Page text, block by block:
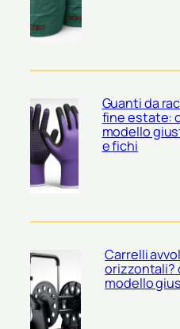
Guanti da
fine estate:
modello
e fichi
Carrelli
orizzontali?
modello